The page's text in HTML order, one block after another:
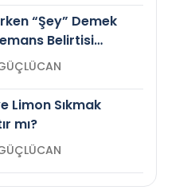
“Şey” Demek
Belirtisi
GÜÇLÜCAN
Limon Sıkmak
mı?
GÜÇLÜCAN